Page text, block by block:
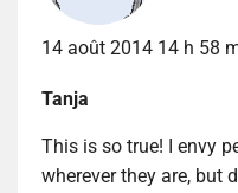
14 août 2014 14 h 58
Tanja
This is so true! I envy
wherever they are, but